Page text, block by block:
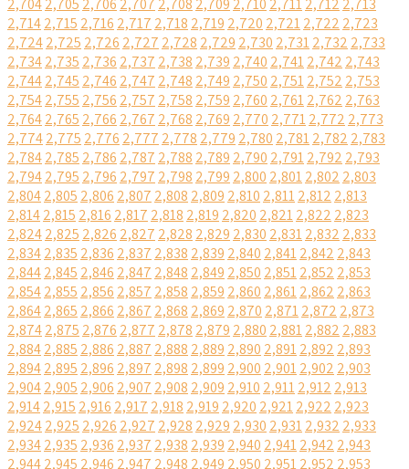
2,7042,705 2,706 2,707 2,708 2,709 2,710 2,7112,712 2,713
2,7142,715 2,716 2,717 2,718 2,719 2,720 2,7212,722 2,723
2,7242,725 2,726 2,727 2,728 2,729 2,730 2,7312,732 2,733
2,7342,735 2,736 2,737 2,738 2,739 2,740 2,7412,742 2,743
2,7442,745 2,746 2,747 2,748 2,749 2,750 2,7512,752 2,753
2,7542,755 2,756 2,757 2,758 2,759 2,760 2,7612,762 2,763
2,7642,765 2,766 2,767 2,768 2,769 2,770 2,7712,772 2,773
2,7742,775 2,776 2,777 2,778 2,779 2,780 2,7812,782 2,783
2,7842,785 2,786 2,787 2,788 2,789 2,790 2,7912,792 2,793
2,7942,795 2,796 2,797 2,798 2,799 2,800 2,8012,802 2,803
2,8042,805 2,806 2,807 2,808 2,809 2,810 2,8112,812 2,813
2,8142,815 2,816 2,817 2,818 2,819 2,820 2,8212,822 2,823
2,8242,825 2,826 2,827 2,828 2,829 2,830 2,8312,832 2,833
2,8342,835 2,836 2,837 2,838 2,839 2,840 2,8412,842 2,843
2,8442,845 2,846 2,847 2,848 2,849 2,850 2,8512,852 2,853
2,8542,855 2,856 2,857 2,858 2,859 2,860 2,8612,862 2,863
2,8642,865 2,866 2,867 2,868 2,869 2,870 2,8712,872 2,873
2,8742,875 2,876 2,877 2,878 2,879 2,880 2,8812,882 2,883
2,8842,885 2,886 2,887 2,888 2,889 2,890 2,8912,892 2,893
2,8942,895 2,896 2,897 2,898 2,899 2,900 2,9012,902 2,903
2,9042,905 2,906 2,907 2,908 2,909 2,910 2,9112,912 2,913
2,9142,915 2,916 2,917 2,918 2,919 2,920 2,9212,922 2,923
2,9242,925 2,926 2,927 2,928 2,929 2,930 2,9312,932 2,933
2,9342,935 2,936 2,937 2,938 2,939 2,940 2,9412,942 2,943
2,9442,945 2,946 2,947 2,948 2,949 2,950 2,9512,952 2,953